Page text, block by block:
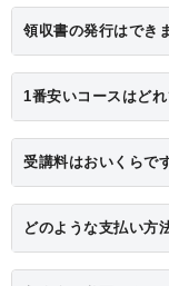
領収書の発行はでき
1番安いコースはどれ
受講料はおいくらで
どのような支払い方